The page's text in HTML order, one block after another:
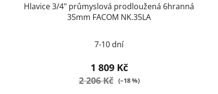
Hlavice 3/4" průmyslová prodloužená 6hranná
35mm FACOM NK.35LA
7-10 dní
1 809 Kč
2 206 Kč (–18 %)